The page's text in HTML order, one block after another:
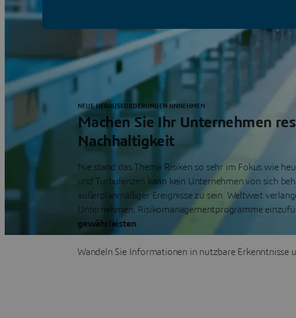
Machen Sie Ihr Unternehmen
Nachhaltigkeit
NEUE HERAUSFORDERUNGEN ANNEHMEN
Nie stand das Thema Risiken so sehr im Fokus wie
und Turbulenzen kann kein Unternehmen von sich
außerplanmäßiger Ereignisse zu sein. Weltweit
Unternehmen, Risikomanagementprogramme
gewährleisten
Wandeln Sie Informationen in nutzbare Erkenntnisse